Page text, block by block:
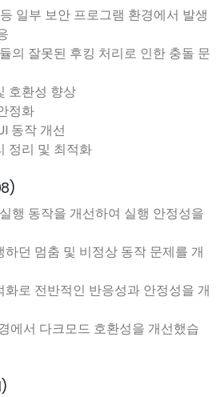
일부 보안 프로그램 환경에서 발생
의 잘못된 후킹 처리로 인한 충돌 문
호환성 향상
정화
동작 개선
정리 및 최적화
행 동작을 개선하여 실행 안정성을
던 멈춤 및 비정상 동작 문제를 개
로 전반적인 반응성과 안정성을 개
에서 다크모드 호환성을 개선했습